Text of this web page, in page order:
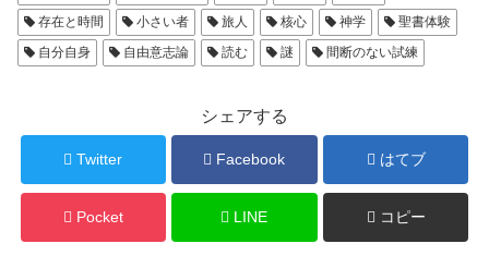
存在と時間
小さい者 旅人 核心 神学
聖書体験
自分自身
自由意志論 読む 謎 間断のない試練
シェアする
Twitter Facebook はてブ
Pocket LINE コピー